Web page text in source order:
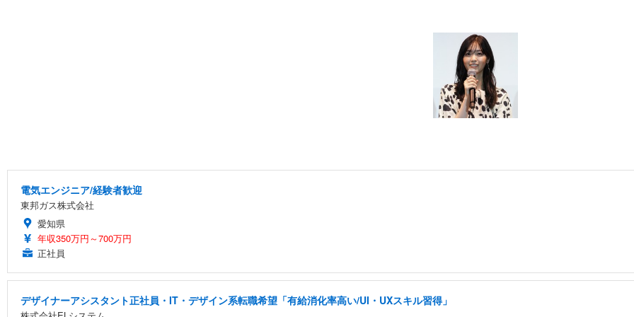
電気エンジニア/経験者歓迎
東邦ガス株式会社
愛知県
年収350万円～700万円
正社員
デザイナーアシスタント正社員・IT・デザイン系転職希望「有給消化率高い/UI・UXスキル習得」